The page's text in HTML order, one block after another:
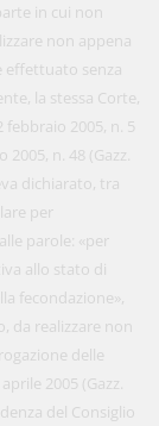
in cui non
non appena
effettuato senza
la stessa Corte,
febbraio 2005, n. 5
n. 48 (Gazz.
dichiarato, tra
per
parole: «per
allo stato di
fecondazione»,
da realizzare non
delle
2005 (Gazz.
del Consiglio